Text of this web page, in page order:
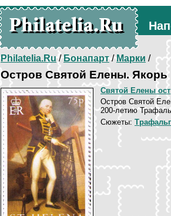
Philatelia.Ru/Бонапарт/Марки /
Остров Святой Елены. Якорь
Святой Елены
Остров Святой
200-летию
Сюжеты: